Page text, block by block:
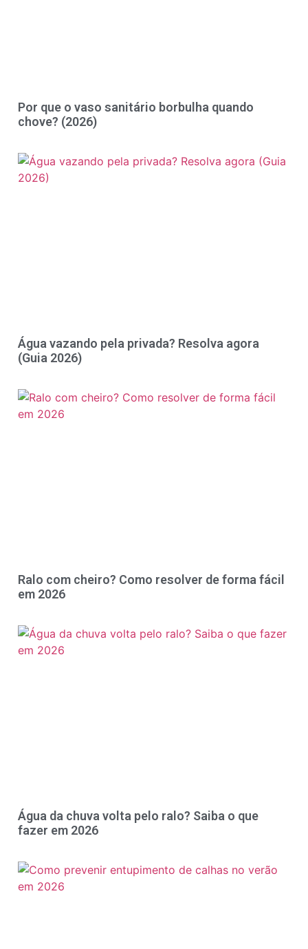
Por que o vaso sanitário borbulha quando
chove? (2026)
Água vazando pela privada? Resolva agora
(Guia 2026)
Ralo com cheiro? Como resolver de forma fácil
em 2026
Água da chuva volta pelo ralo? Saiba o que
fazer em 2026